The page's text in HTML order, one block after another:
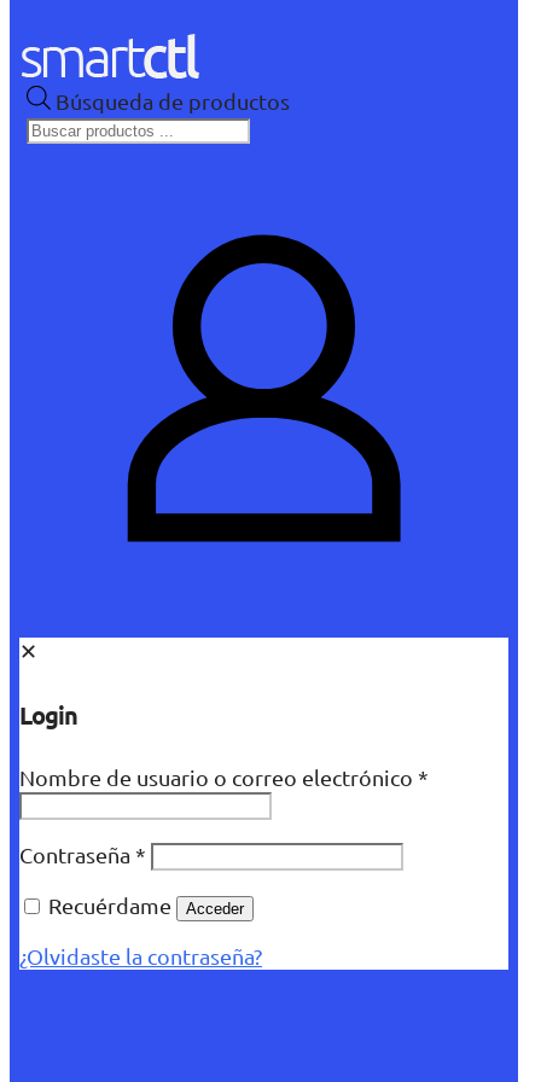
Búsqueda de productos
✕
Login
Nombre de usuario o correo electrónico *
Contraseña *
Recuérdame
Acceder
¿Olvidaste la contraseña?